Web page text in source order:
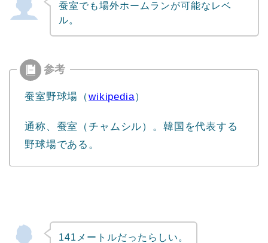
蚕室でも場外ホームランが可能なレベ
ル。
蚕室野球場（wikipedia）
通称、蚕室（チャムシル）。韓国を代表する
野球場である。
141メートルだったらしい。